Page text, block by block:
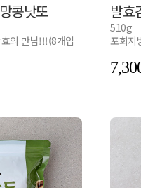
콩낫또
의 만남!!!(8개입
발효
510g
포화지